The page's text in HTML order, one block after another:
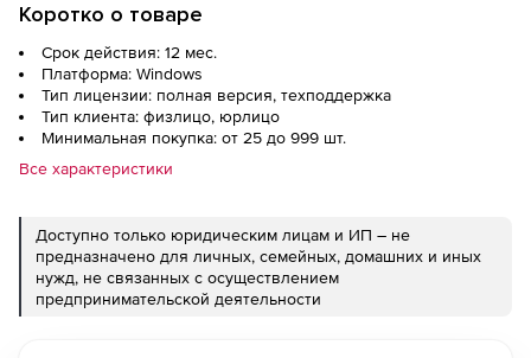
Коротко о товаре
Срок действия: 12 мес.
Платформа: Windows
Тип лицензии: полная версия, техподдержка
Тип клиента: физлицо, юрлицо
Минимальная покупка: от 25 до 999 шт.
Все характеристики
Доступно только юридическим лицам и ИП – не
предназначено для личных, семейных, домашних и иных
нужд, не связанных с осуществлением
предпринимательской деятельности